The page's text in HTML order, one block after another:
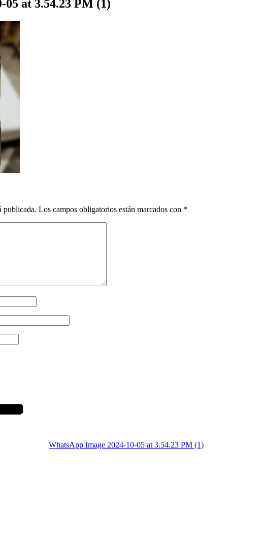
05 at 3.54.23 PM (1)
publicada. Los campos obligatorios están marcados con *
WhatsApp Image 2024-10-05 at 3.54.23 PM (1)